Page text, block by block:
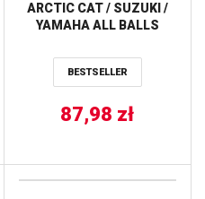
ARCTIC CAT / SUZUKI /
YAMAHA ALL BALLS
BESTSELLER
87,98 zł